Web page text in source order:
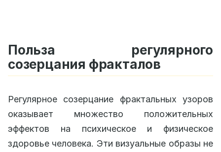
Польза регулярного
созерцания фракталов
Регулярное созерцание фрактальных узоров
оказывает множество положительных
эффектов на психическое и физическое
здоровье человека. Эти визуальные образы не